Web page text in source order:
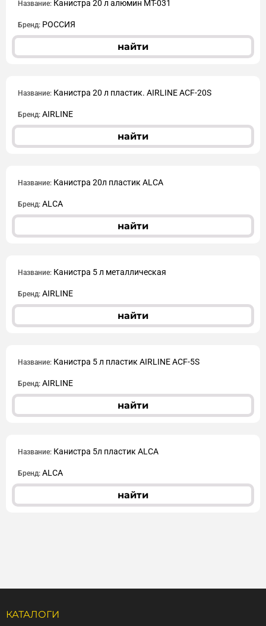
Название: Канистра 20 л алюмин MT-031
Бренд: РОССИЯ
найти
Название: Канистра 20 л пластик. AIRLINE ACF-20S
Бренд: AIRLINE
найти
Название: Канистра 20л пластик ALCA
Бренд: ALCA
найти
Название: Канистра 5 л металлическая
Бренд: AIRLINE
найти
Название: Канистра 5 л пластик AIRLINE ACF-5S
Бренд: AIRLINE
найти
Название: Канистра 5л пластик ALCA
Бренд: ALCA
найти
КАТАЛОГИ